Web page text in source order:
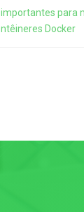
importantes para
Docker